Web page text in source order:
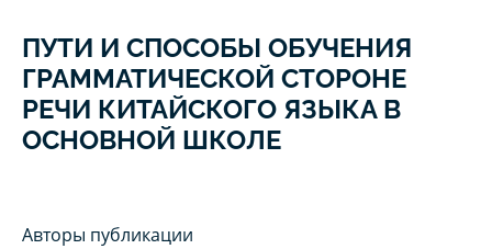
ПУТИ И СПОСОБЫ ОБУЧЕНИЯ
ГРАММАТИЧЕСКОЙ СТОРОНЕ
РЕЧИ КИТАЙСКОГО ЯЗЫКА В
ОСНОВНОЙ ШКОЛЕ
Авторы публикации